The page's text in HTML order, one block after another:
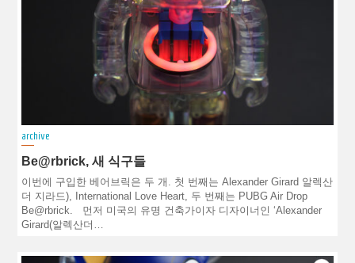
archive
Be@rbrick, 새 식구들
이번에 구입한 베어브릭은 두 개. 첫 번째는 Alexander Girard 알렉산
더 지라드), International Love Heart, 두 번째는 PUBG Air Drop
Be@rbrick. 먼저 미국의 유명 건축가이자 디자이너인 ‘Alexander
Girard(알렉산더…